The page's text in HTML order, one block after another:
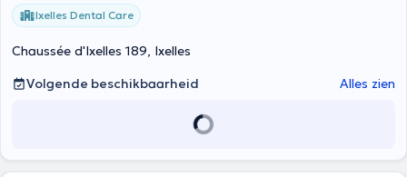
Ixelles Dental Care
Chaussée d'Ixelles 189, Ixelles
Volgende beschikbaarheid
Alles zien